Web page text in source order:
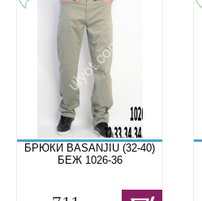
БРЮКИ BASANJIU (32-40)
БЕЖ 1026-36